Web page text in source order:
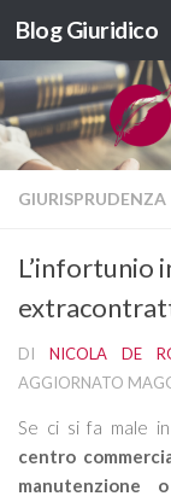
Salta al
Blog Giuridico
GIURISPRUDENZA
L’infortunio
DI NICOLA DE
AGGIORNATO
Se ci si fa male
centro
manutenzione